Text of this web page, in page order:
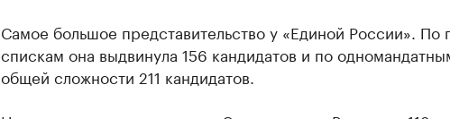
Самое большое представительство у «Единой России». По
спискам она выдвинула 156 кандидатов и по
общей сложности 211 кандидатов.